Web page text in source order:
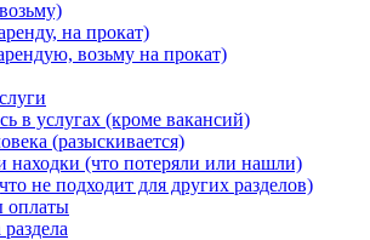
на прокат)
возьму на прокат)
в услугах (кроме вакансий)
(разыскивается)
находки (что потеряли или нашли)
не подходит для других разделов)
оплаты